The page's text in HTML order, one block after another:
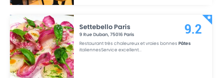
Settebello Paris
9 Rue Duban,75016Paris
Restaurant très chaleureux et vraies bonnesPâtes
italiennesService excellent...
9.2